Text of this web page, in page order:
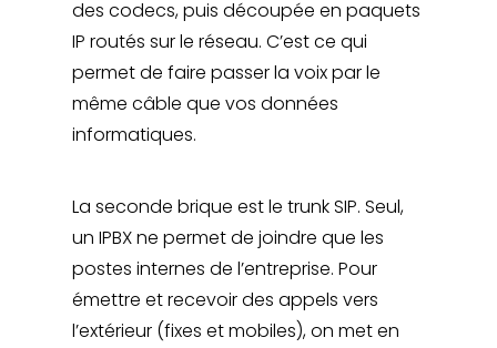
des codecs, puis découpée en paquets
IP routés sur le réseau. C’est ce qui
permet de faire passer la voix par le
même câble que vos données
informatiques.
La seconde brique est le trunk SIP. Seul,
un IPBX ne permet de joindre que les
postes internes de l’entreprise. Pour
émettre et recevoir des appels vers
l’extérieur (fixes et mobiles), on met en